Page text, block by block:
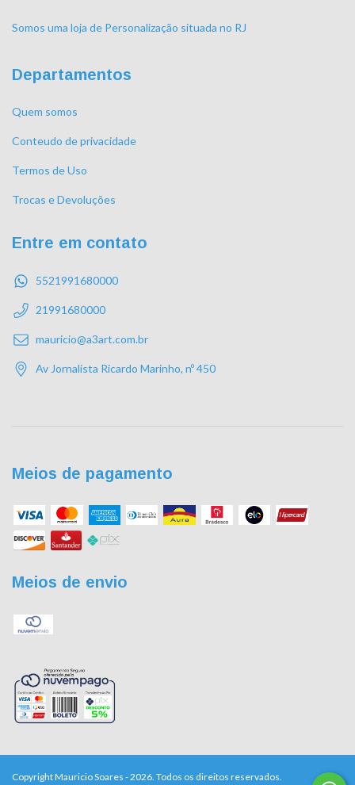
Somos uma loja de Personalização situada no RJ
Departamentos
Quem somos
Conteudo de privacidade
Termos de Uso
Trocas e Devoluções
Entre em contato
5521991680000
21991680000
mauricio@a3art.com.br
Av Jornalista Ricardo Marinho, nº 450
Meios de pagamento
Meios de envio
Copyright Mauricio Soares - 2026. Todos os direitos reservados.